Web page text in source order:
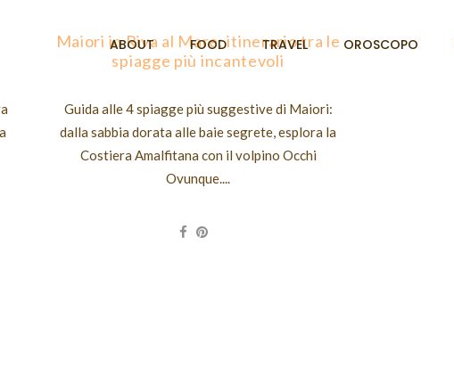
ABOUT FOOD TRAVEL OROSCOPO
Maiori in Riva al Mare: itinerario tra le
spiagge più incantevoli
Guida alle 4 spiagge più suggestive di Maiori:
dalla sabbia dorata alle baie segrete, esplora la
Costiera Amalfitana con il volpino Occhi
Ovunque....